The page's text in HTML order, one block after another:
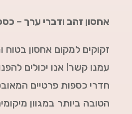
אחסון זהב ודברי ערך –
זקוקים למקום אחסון בטוח
עמנו קשר! אנו יכולים
חדרי כספות פרטיים
הטובה ביותר במגוון